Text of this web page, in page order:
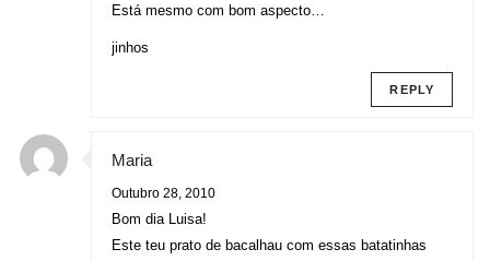
Está mesmo com bom aspecto…
jinhos
REPLY
Maria
Outubro 28, 2010
Bom dia Luisa!
Este teu prato de bacalhau com essas batatinhas